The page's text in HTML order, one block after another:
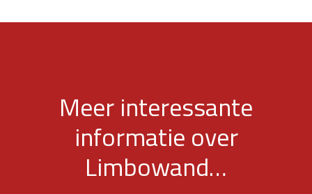
Meer interessante
informatie over
Limbowand…